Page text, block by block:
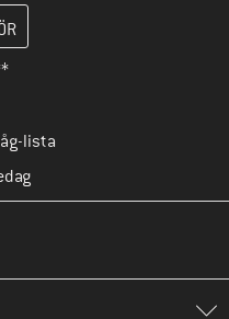
ditt kundkonto i nästa
lista